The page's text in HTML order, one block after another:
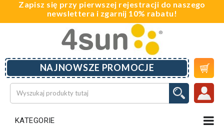
Zapisz się przy pierwszej rejestracji do naszego
newslettera i zgarnij 10% rabatu!
KATEGORIE
NAJNOWSZE PROMOCJE 